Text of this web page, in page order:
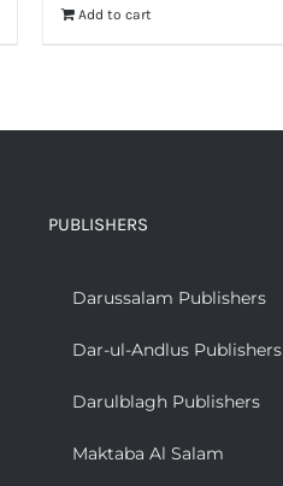
Add to cart
PUBLISHERS
Darussalam Publishers
Dar-ul-Andlus Publishers
Darulblagh Publishers
Maktaba Al Salam